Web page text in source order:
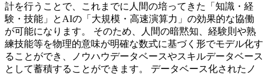
計を行うことで、これまでに人間の培ってきた「知識・経
験・技能」とAIの「大規模・高速演算力」の効果的な協働
が可能になります。 そのため、人間の暗黙知、経験則や熟
練技能等を物理的意味が明確な数式に基づく形でモデル化す
ることができ、ノウハウデータベースやスキルデータベース
として蓄積することができます。 データベース化されたノ